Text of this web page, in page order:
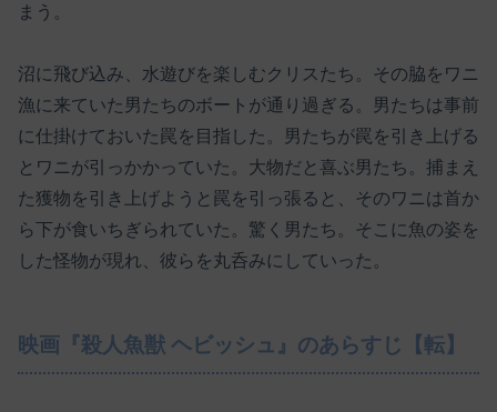
まう。
沼に飛び込み、水遊びを楽しむクリスたち。その脇をワニ
漁に来ていた男たちのボートが通り過ぎる。男たちは事前
に仕掛けておいた罠を目指した。男たちが罠を引き上げる
とワニが引っかかっていた。大物だと喜ぶ男たち。捕まえ
た獲物を引き上げようと罠を引っ張ると、そのワニは首か
ら下が食いちぎられていた。驚く男たち。そこに魚の姿を
した怪物が現れ、彼らを丸呑みにしていった。
映画『殺人魚獣 ヘビッシュ』のあらすじ【転】